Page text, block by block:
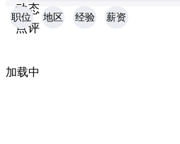
动态
点评
职位 地区 经验 薪资
加载中